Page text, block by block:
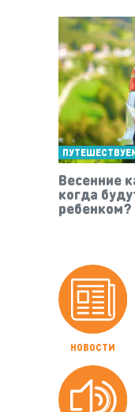
Весенние
когда
ребенком?
НОВОСТИ